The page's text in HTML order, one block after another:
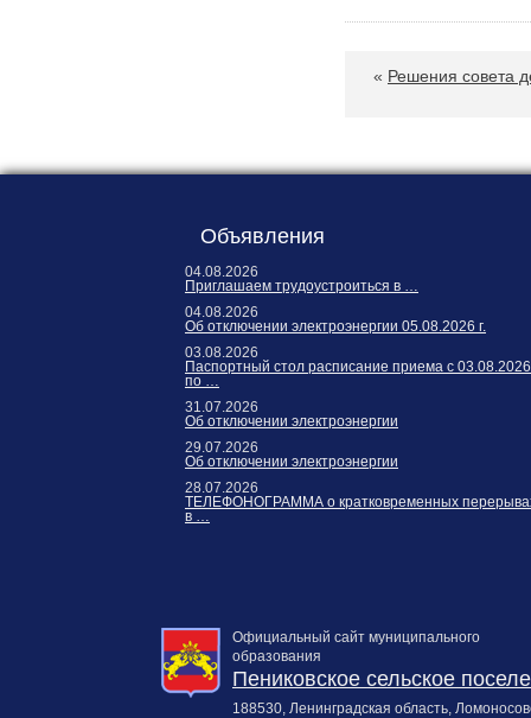
« Решения совета
Объявления
04.08.2026
Приглашаем трудоустроиться в …
04.08.2026
Об отключении электроэнергии 05.08.2026 г.
03.08.2026
Паспортный стол расписание приема с 03.08.2026
по …
31.07.2026
Об отключении электроэнергии
29.07.2026
Об отключении электроэнергии
28.07.2026
ТЕЛЕФОНОГРАММА о кратковременных
в …
Официальный сайт муниципального
образования
Пениковское сельское
188530, Ленинградская область,